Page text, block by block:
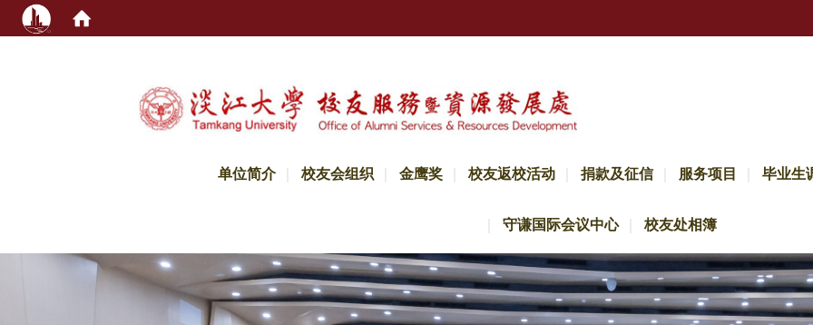
单位简介 校友会组织 金鹰奖 校友返校活动 捐款及征信 服务项目 毕业生
守谦国际会议中心 校友处相簿